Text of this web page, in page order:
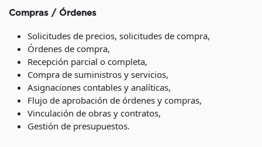
Compras / Órdenes
Solicitudes de precios, solicitudes de compra,
Órdenes de compra,
Recepción parcial o completa,
Compra de suministros y servicios,
Asignaciones contables y analíticas,
Flujo de aprobación de órdenes y compras,
Vinculación de obras y contratos,
Gestión de presupuestos.